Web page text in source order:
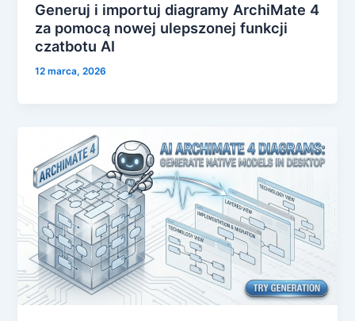
Generuj i importuj diagramy ArchiMate 4
za pomocą nowej ulepszonej funkcji
czatbotu AI
12 marca, 2026